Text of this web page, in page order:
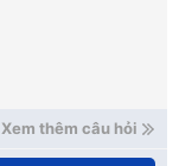
Xem thêm câu hỏi